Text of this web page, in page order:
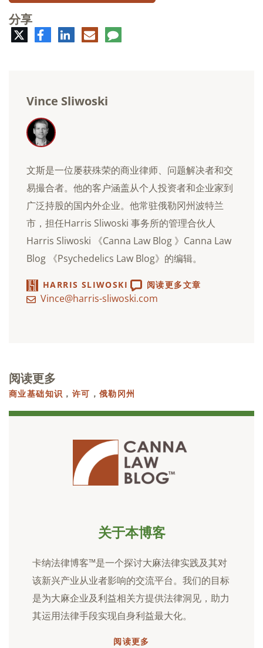
分享
特
脸
书
领
英
电
子
评
论
Vince Sliwoski
文斯是一位屡获殊荣的商业律师、问题解决者和交
易撮合者。他的客户涵盖从个人投资者和企业家到
广泛持股的国内外企业。他常驻俄勒冈州波特兰
市，担任Harris Sliwoski 事务所的管理合伙人
Harris Sliwoski 《Canna Law Blog 》Canna Law
Blog 《Psychedelics Law Blog》的编辑。
HARRIS SLIWOSKI 阅读更多文章
Vince@harris-sliwoski.com
阅读更多
商业基础知识 ， 许可 ，俄勒冈州
关于本博客
卡纳法律博客™是一个探讨大麻法律实践及其对
该新兴产业从业者影响的交流平台。我们的目标
是为大麻企业及利益相关方提供法律洞见，助力
其运用法律手段实现自身利益最大化。
阅读更多